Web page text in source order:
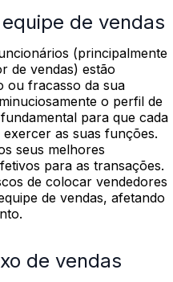
de vendas
(principalmente
de vendas) estão
ou fracasso da sua
o perfil de
para que cada
as suas funções.
seus melhores
para as transações.
de colocar vendedores
de vendas, afetando
de vendas